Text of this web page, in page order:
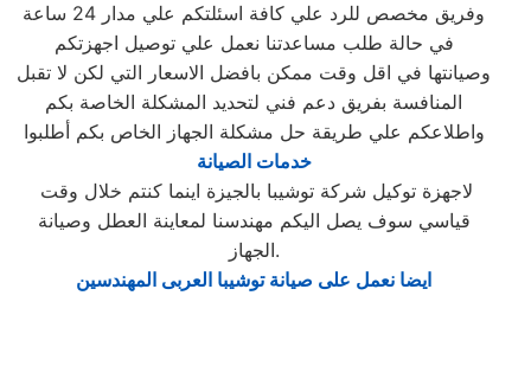
وفريق مخصص للرد علي كافة اسئلتكم علي مدار 24 ساعة
في حالة طلب مساعدتنا نعمل علي توصيل اجهزتكم
وصيانتها في اقل وقت ممكن بافضل الاسعار التي لكن لا تقبل
المنافسة بفريق دعم فني لتحديد المشكلة الخاصة بكم
واطلاعكم علي طريقة حل مشكلة الجهاز الخاص بكم أطلبوا
خدمات الصيانة
قياسي سوف يصل اليكم مهندسنا لمعاينة العطل وصيانة
الجهاز.
ايضا نعمل على صيانة توشيبا العربى المهندسين